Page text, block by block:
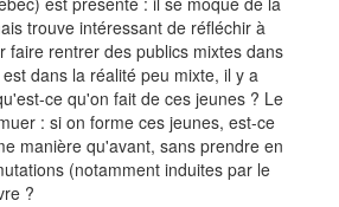
trouve intéressant de réfléchir à
faire rentrer des publics mixtes dans
dans la réalité peu mixte, il y a
ce qu'on fait de ces jeunes ? Le
: si on forme ces jeunes, est-ce
manière qu'avant, sans prendre en
(notamment induites par le
?